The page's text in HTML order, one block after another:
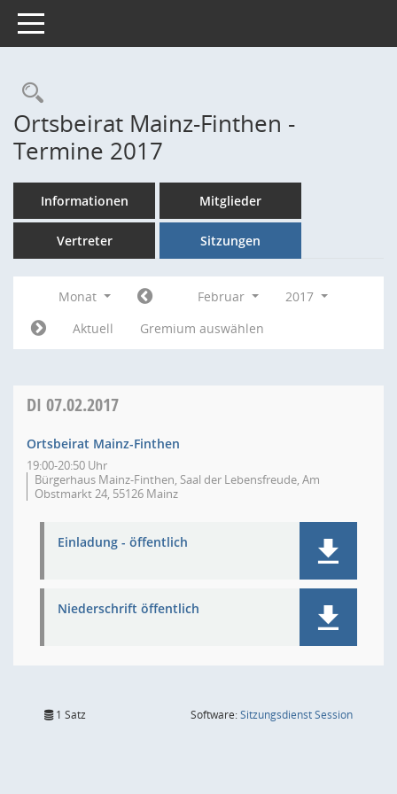
Toggle navigation
Rechercheauswahl
Ortsbeirat Mainz-Finthen -
Termine 2017
Informationen Mitglieder
Vertreter Sitzungen
Monat Februar
2017
Aktuell
Gremium auswählen
DI 07.02.2017
Ortsbeirat Mainz-Finthen
19:00-20:50 Uhr
Bürgerhaus Mainz-Finthen, Saal der Lebensfreude, Am
Obstmarkt 24, 55126 Mainz
Einladung - öffentlich
Niederschrift öffentlich
1 Satz Software:SitzungsdienstSession(Wird in